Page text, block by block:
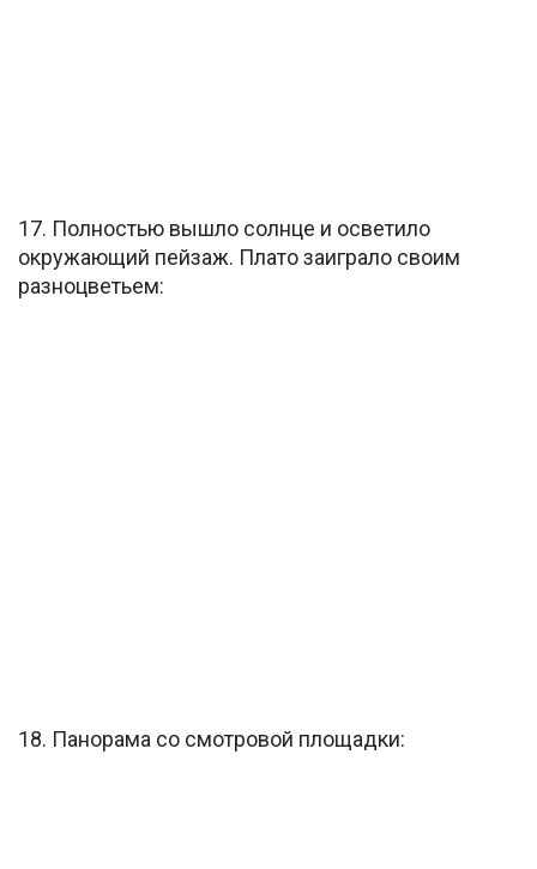
17. Полностью вышло солнце и осветило
окружающий пейзаж. Плато заиграло своим
разноцветьем:
18. Панорама со смотровой площадки: